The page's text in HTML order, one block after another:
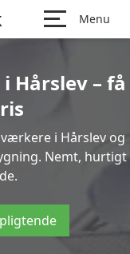
Menu
Hårslev – få
i Hårslev og
Nemt, hurtigt